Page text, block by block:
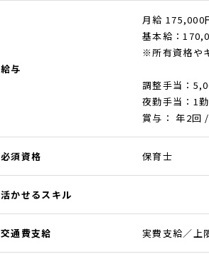
給与
月給 175,000
基本給：
※所有資格や
調整手当：
夜勤手当：1
賞与： 年2回
必須資格 保育士
活かせるスキル
交通費支給 実費支給／上